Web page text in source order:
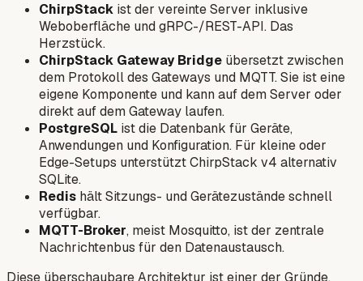
ChirpStack ist der vereinte Server inklusive
Weboberfläche und gRPC-/REST-API. Das
Herzstück.
ChirpStack Gateway Bridge übersetzt zwischen
dem Protokoll des Gateways und MQTT. Sie ist eine
eigene Komponente und kann auf dem Server oder
direkt auf dem Gateway laufen.
PostgreSQL ist die Datenbank für Geräte,
Anwendungen und Konfiguration. Für kleine oder
Edge-Setups unterstützt ChirpStack v4 alternativ
SQLite.
Redis hält Sitzungs- und Gerätezustände schnell
verfügbar.
MQTT-Broker, meist Mosquitto, ist der zentrale
Nachrichtenbus für den Datenaustausch.